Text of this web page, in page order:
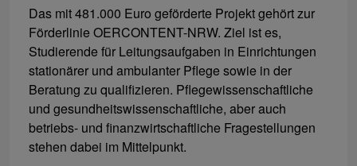
Das mit 481.000 Euro geförderte Projekt gehört zur
Förderlinie OERCONTENT-NRW. Ziel ist es,
Studierende für Leitungsaufgaben in Einrichtungen
stationärer und ambulanter Pflege sowie in der
Beratung zu qualifizieren. Pflegewissenschaftliche
und gesundheitswissenschaftliche, aber auch
betriebs- und finanzwirtschaftliche Fragestellungen
stehen dabei im Mittelpunkt.